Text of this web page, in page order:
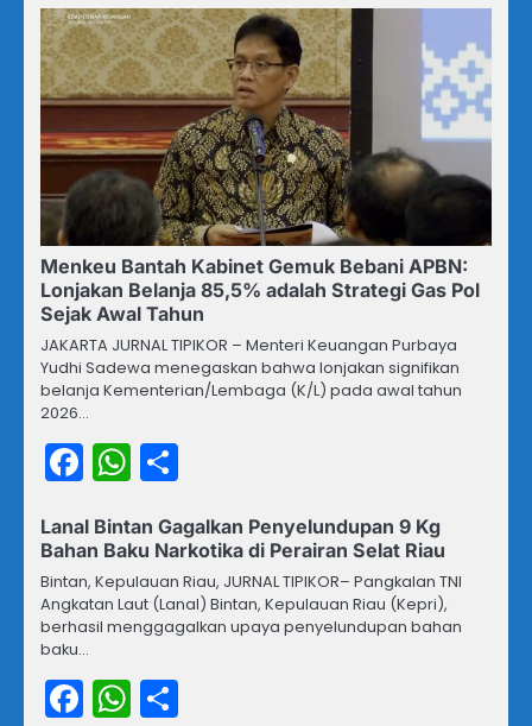
Menkeu Bantah Kabinet Gemuk Bebani APBN:
Lonjakan Belanja 85,5% adalah Strategi Gas Pol
Sejak Awal Tahun
JAKARTA JURNAL TIPIKOR – Menteri Keuangan Purbaya
Yudhi Sadewa menegaskan bahwa lonjakan signifikan
belanja Kementerian/Lembaga (K/L) pada awal tahun
2026…
Facebook
WhatsApp
Lanal Bintan Gagalkan Penyelundupan 9 Kg
Bahan Baku Narkotika di Perairan Selat Riau
Bintan, Kepulauan Riau, JURNAL TIPIKOR– Pangkalan TNI
Angkatan Laut (Lanal) Bintan, Kepulauan Riau (Kepri),
berhasil menggagalkan upaya penyelundupan bahan
baku…
Facebook
WhatsApp